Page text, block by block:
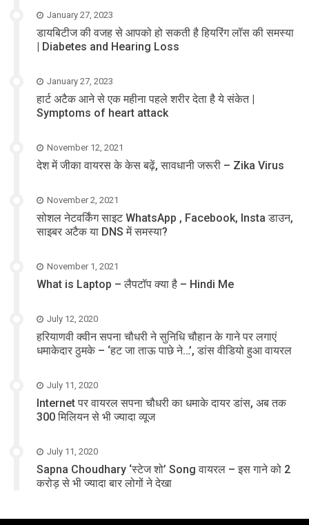
January 27, 2023
डायबिटीज की वजह से आपको हो सकती है हियरिंग लॉस की समस्या
| Diabetes and Hearing Loss
January 27, 2023
हार्ट अटैक आने से एक महीना पहले शरीर देता है ये संकेत |
Symptoms of heart attack
November 12, 2021
देश में जीका वायरस के केस बढ़ें, सावधानी जरूरी – Zika Virus
November 2, 2021
सोशल नेटवर्किंग साइट WhatsApp , Facebook, Insta डाउन,
साइबर अटैक या DNS में समस्या?
November 1, 2021
What is Laptop – लैपटॉप क्या है – Hindi Me
July 12, 2020
हरियाणवी क्वीन सपना चौधरी ने सुनिधि चौहान के गाने पर लगाएं
धमाकेदार ठुमके – ‘हट जा ताऊ पाछे ने…’, डांस वीडियो हुआ वायरल
July 11, 2020
Internet पर वायरल सपना चौधरी का धमाके दायर डांस, अब तक
300 मिलियन से भी ज्यादा व्यूज
July 11, 2020
Sapna Choudhary ‘स्टेज शो’ Song वायरल – इस गाने को 2
करोड़ से भी ज्यादा बार लोगों ने देखा